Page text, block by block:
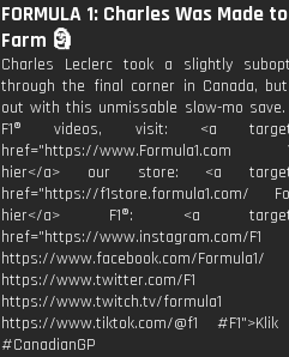
FORMULA 1: Charles Was Made
Farm 🗿
Charles Leclerc took a slightly
through the final corner in Canada,
out with this unmissable slow-mo
F1® videos, visit: <a
href="https://www.Formula1.com
hier</a> our store: <a
href="https://f1store.formula1.com/
hier</a> F1®: <a
href="https://www.instagram.com/F1
https://www.facebook.com/Formula1/
https://www.twitter.com/F1
https://www.twitch.tv/formula1
https://www.tiktok.com/@f1
#CanadianGP